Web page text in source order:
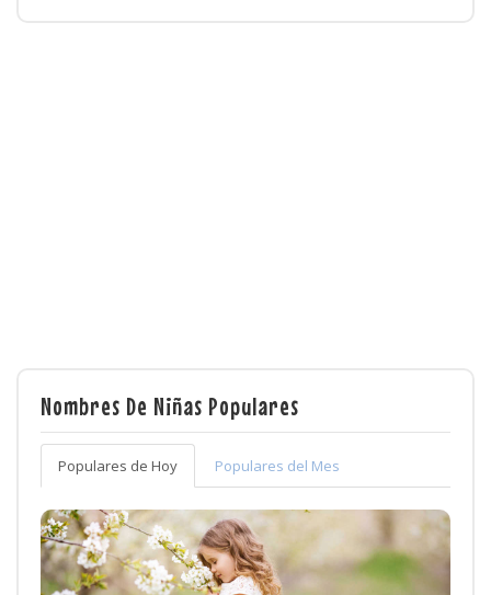
Nombres De Niñas Populares
Populares de Hoy Populares del Mes